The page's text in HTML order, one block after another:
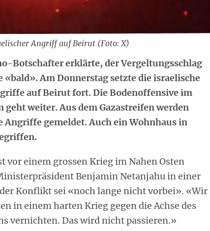
Angriff auf Beirut (Foto: X)
Botschafter erklärte, der Vergeltungsschlag
«bald». Am Donnerstag setzte die israelische
auf Beirut fort. Die Bodenoffensive im
geht weiter. Aus dem Gazastreifen werden
Angriffe gemeldet. Auch ein Wohnhaus in
vor einem grossen Krieg im Nahen Osten
Benjamin Netanjahu in einer
Konflikt sei «noch lange nicht vorbei». «Wir
in einem harten Krieg gegen die Achse des
vernichten. Das wird nicht passieren.»